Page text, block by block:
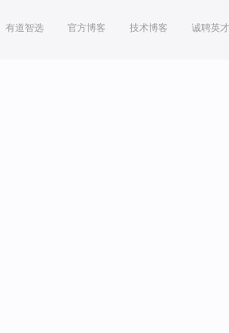
有道智选 官方博客 技术博客 诚聘英才